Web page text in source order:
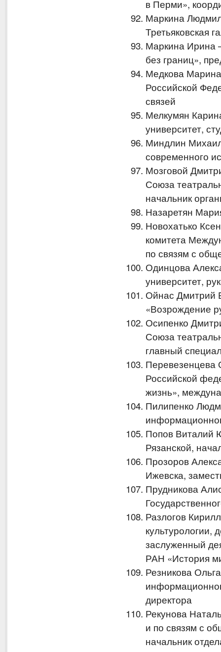
в Перми»,
Маркина
Третьяковская
Маркина Ирина
без границ»,
Медкова
Российской
связей
Мелкумян
университет,
Миндлин
современного
Мозговой
Союза
начальник
Назаретян
Новохатько
комитета
по связям с
Одинцова
университет,
Ойнас Дмитрий
«Возрождение
Осипенко
Союза
главный
Перевезенцева
Российской
жизнь»,
Пилипенко
Попов Виталий
Рязанской,
Прозоров
Ижевска,
Прудникова
Разлогов
культурологии,
заслуженный
РАН «История
Резникова
директора
Рекунова
и по связям с
начальник